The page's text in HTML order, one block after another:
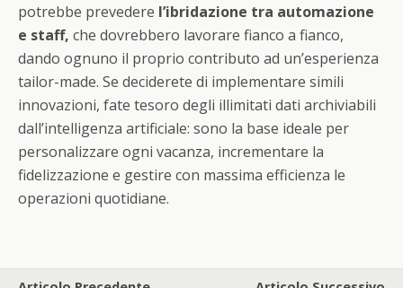
potrebbe prevedere l’ibridazione tra automazione
e staff, che dovrebbero lavorare fianco a fianco,
dando ognuno il proprio contributo ad un’esperienza
tailor-made. Se deciderete di implementare simili
innovazioni, fate tesoro degli illimitati dati archiviabili
dall’intelligenza artificiale: sono la base ideale per
personalizzare ogni vacanza, incrementare la
fidelizzazione e gestire con massima efficienza le
operazioni quotidiane.